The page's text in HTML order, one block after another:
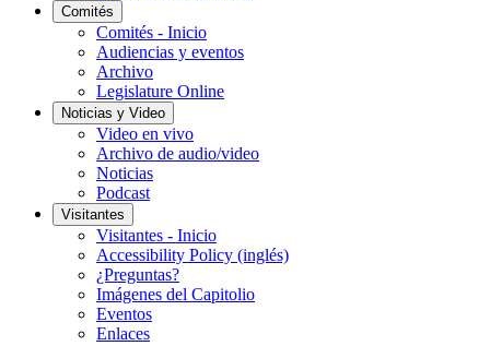
Comités
Comités - Inicio
Audiencias y eventos
Archivo
Legislature Online
Noticias y Video
Video en vivo
Archivo de audio/video
Noticias
Podcast
Visitantes
Visitantes - Inicio
Accessibility Policy (inglés)
¿Preguntas?
Imágenes del Capitolio
Eventos
Enlaces